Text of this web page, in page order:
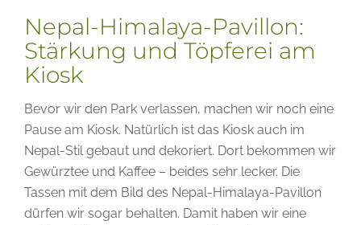
Nepal-Himalaya-Pavillon:
Stärkung und Töpferei am
Kiosk
Bevor wir den Park verlassen, machen wir noch eine
Pause am Kiosk. Natürlich ist das Kiosk auch im
Nepal-Stil gebaut und dekoriert. Dort bekommen wir
Gewürztee und Kaffee – beides sehr lecker. Die
Tassen mit dem Bild des Nepal-Himalaya-Pavillon
dürfen wir sogar behalten. Damit haben wir eine